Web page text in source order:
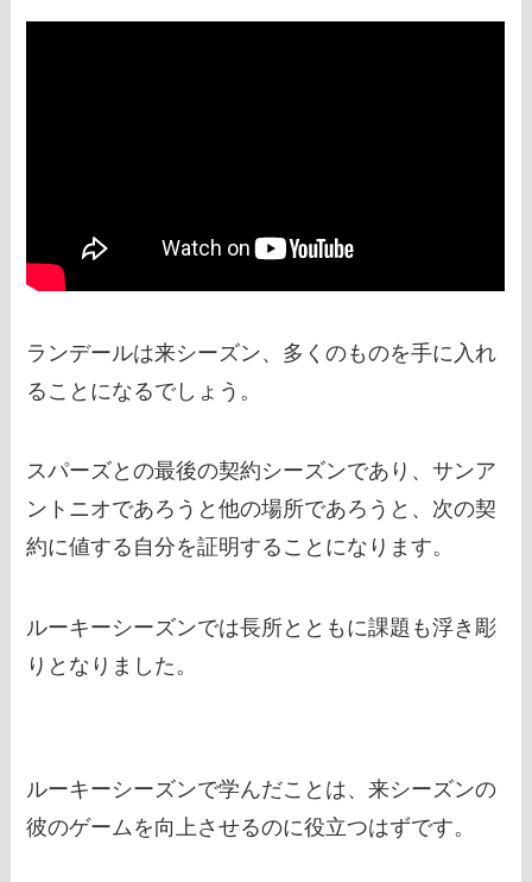
ランデールは来シーズン、多くのものを手に入れ
ることになるでしょう。
スパーズとの最後の契約シーズンであり、サンア
ントニオであろうと他の場所であろうと、次の契
約に値する自分を証明することになります。
ルーキーシーズンでは長所とともに課題も浮き彫
りとなりました。
ルーキーシーズンで学んだことは、来シーズンの
彼のゲームを向上させるのに役立つはずです。